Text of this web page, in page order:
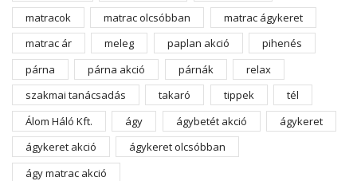
matracok
matrac olcsóbban
matrac ágykeret
matrac ár
meleg paplan akció
pihenés
párna
párna akció párnák
relax
szakmai tanácsadás
takaró tippek
tél
Álom Háló Kft.
ágy ágybetét akció
ágykeret
ágykeret akció
ágykeret olcsóbban
ágy matrac akció